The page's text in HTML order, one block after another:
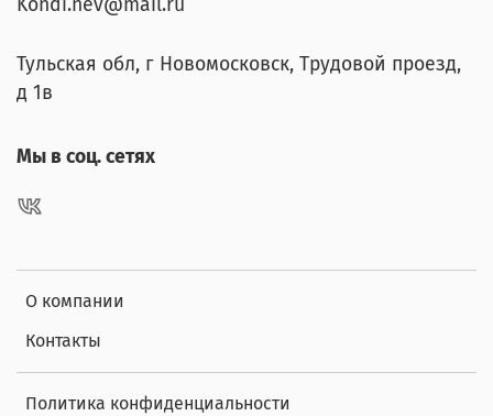
О компании
Контакты
Политика конфиденциальности
Kondi.nev@mail.ru
Тульская обл, г Новомосковск, Трудовой проезд,
д 1в
Мы в соц. сетях